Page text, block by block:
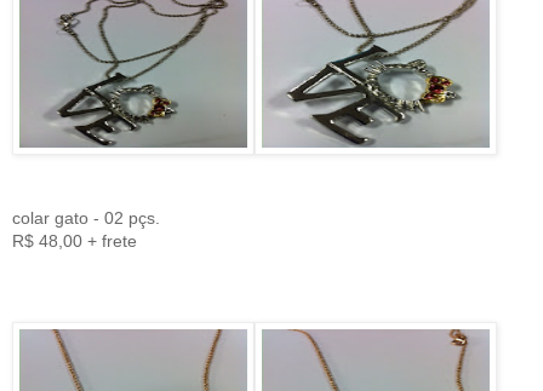
colar gato - 02 pçs.
R$ 48,00 + frete